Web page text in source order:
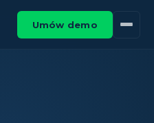
Umów demo